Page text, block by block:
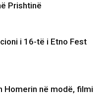
Prishtinë
i 16-të i Etno Fest
Homerin në modë, filmi